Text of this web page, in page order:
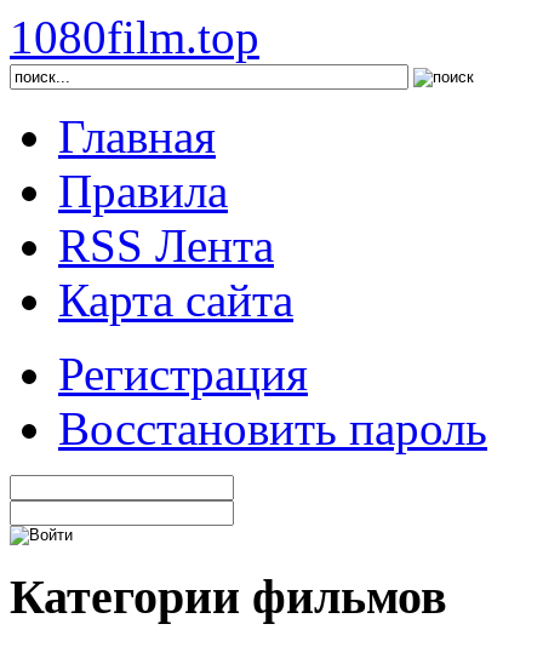
1080film.top
Главная
Правила
RSS Лента
Карта сайта
Регистрация
Восстановить пароль
Категории фильмов